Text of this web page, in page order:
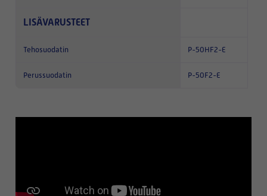
LISÄVARUSTEET
Tehosuodatin P-50HF2-E
Perussuodatin P-50F2-E